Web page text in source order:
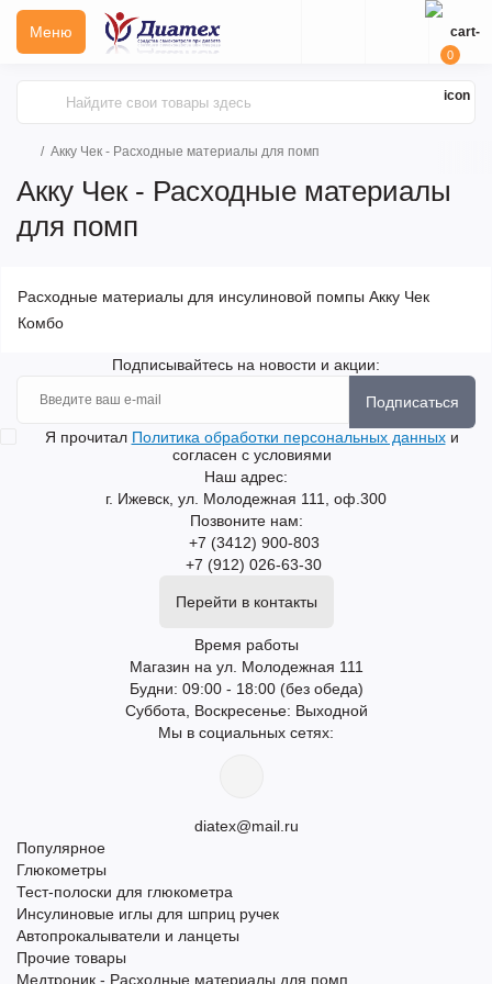
Меню
0
Акку Чек - Расходные материалы для помп
Акку Чек - Расходные материалы
для помп
Расходные материалы для инсулиновой помпы Акку Чек
Комбо
Подписывайтесь на новости и акции:
Подписаться
Я прочитал Политика обработки персональных данныхи
согласен с условиями
Наш адрес:
г. Ижевск, ул. Молодежная 111, оф.300
Позвоните нам:
+7 (3412) 900-803
+7 (912) 026-63-30
Перейти в контакты
Время работы
Магазин на ул. Молодежная 111
Будни: 09:00 - 18:00 (без обеда)
Суббота, Воскресенье: Выходной
Мы в социальных сетях:
diatex@mail.ru
Популярное
Глюкометры
Тест-полоски для глюкометра
Инсулиновые иглы для шприц ручек
Автопрокалыватели и ланцеты
Прочие товары
Медтроник - Расходные материалы для помп